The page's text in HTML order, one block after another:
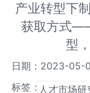
产业转型下
获取方式
型
日期：2023-05-
标签： 人才市场研